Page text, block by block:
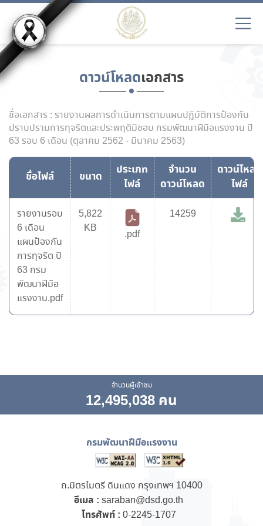
ดาวน์โหลดเอกสาร
ชื่อเอกสาร : รายงานผลการดำเนินการตามแผนปฏิบัติการป้องกัน
ปราบปรามการทุจริตและประพฤติมิชอบ กรมพัฒนาฝีมือแรงงาน ปี
63 รอบ 6 เดือน (ตุลาคม 2562 - มีนาคม 2563)
ชื่อไฟล์ ขนาด
ประเภท
ไฟล์
จำนวน
ดาวน์โหลด
ดาวน์โหลด
ไฟล์
รายงานรอบ
6 เดือน
แผนป้องกัน
การทุจริต ปี
63 กรม
พัฒนาฝีมือ
แรงงาน.pdf
5,822
KB
.pdf
14259
จำนวนผู้เข้าชม
12,495,038 คน
กรมพัฒนาฝีมือแรงงาน
ถ.มิตรไมตรี ดินแดง กรุงเทพฯ 10400
อีเมล : saraban@dsd.go.th
โทรศัพท์ : 0-2245-1707